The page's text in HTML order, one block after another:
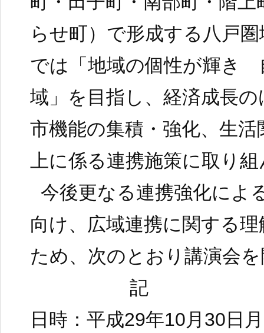
らせ町）で形成する八戸
では「地域の個性が輝き
域」を目指し、経済成長
市機能の集積・強化、生
上に係る連携施策に取り
今後更なる連携強化によ
向け、広域連携に関する
ため、次のとおり講演会
記
日時：平成29年10月30日